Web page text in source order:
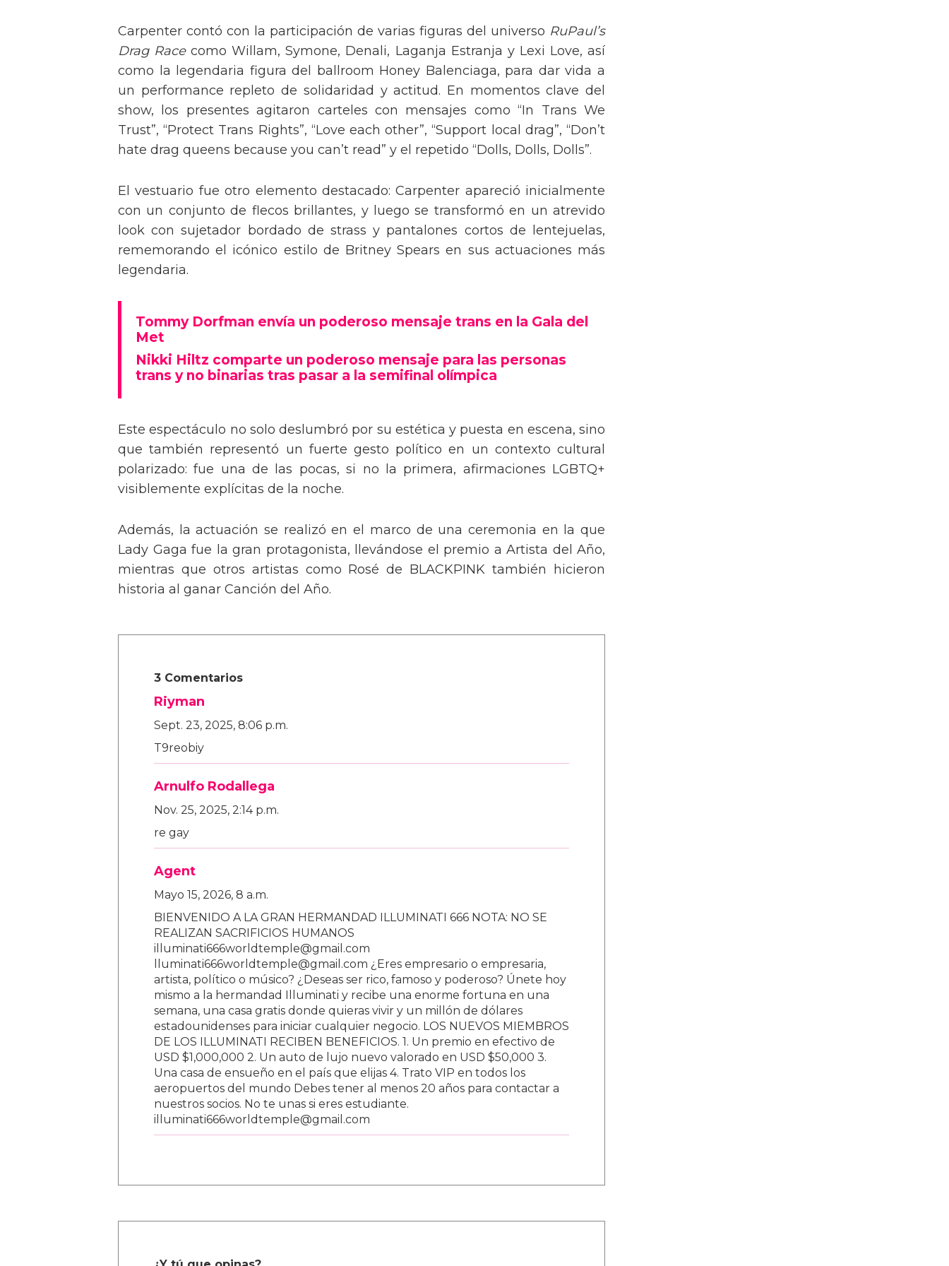
Carpenter contó con la participación de varias figuras del universo RuPaul’s
Drag Racecomo Willam, Symone, Denali, Laganja Estranja y Lexi Love, así
como la legendaria figura del ballroom Honey Balenciaga, para dar vida a
un performance repleto de solidaridad y actitud. En momentos clave del
show, los presentes agitaron carteles con mensajes como “In Trans We
Trust”, “Protect Trans Rights”, “Love each other”, “Support local drag”, “Don’t
hate drag queens because you can’t read” y el repetido “Dolls, Dolls, Dolls”.
El vestuario fue otro elemento destacado: Carpenter apareció inicialmente
con un conjunto de flecos brillantes, y luego se transformó en un atrevido
look con sujetador bordado de strass y pantalones cortos de lentejuelas,
rememorando el icónico estilo de Britney Spears en sus actuaciones más
legendaria.
Tommy Dorfman envía un poderoso mensaje trans en la Gala del
Met
Nikki Hiltz comparte un poderoso mensaje para las personas
trans y no binarias tras pasar a la semifinal olímpica
Este espectáculo no solo deslumbró por su estética y puesta en escena, sino
que también representó un fuerte gesto político en un contexto cultural
polarizado: fue una de las pocas, si no la primera, afirmaciones LGBTQ+
visiblemente explícitas de la noche.
Además, la actuación se realizó en el marco de una ceremonia en la que
Lady Gaga fue la gran protagonista, llevándose el premio a Artista del Año,
mientras que otros artistas como Rosé de BLACKPINK también hicieron
historia al ganar Canción del Año.
3 Comentarios
Riyman
Sept. 23, 2025, 8:06 p.m.
T9reobiy
Arnulfo Rodallega
Nov. 25, 2025, 2:14 p.m.
re gay
Agent
Mayo 15, 2026, 8 a.m.
BIENVENIDO A LA GRAN HERMANDAD ILLUMINATI 666 NOTA: NO SE
REALIZAN SACRIFICIOS HUMANOS
illuminati666worldtemple@gmail.com
lluminati666worldtemple@gmail.com ¿Eres empresario o empresaria,
artista, político o músico? ¿Deseas ser rico, famoso y poderoso? Únete hoy
mismo a la hermandad Illuminati y recibe una enorme fortuna en una
semana, una casa gratis donde quieras vivir y un millón de dólares
estadounidenses para iniciar cualquier negocio. LOS NUEVOS MIEMBROS
DE LOS ILLUMINATI RECIBEN BENEFICIOS. 1. Un premio en efectivo de
USD $1,000,000 2. Un auto de lujo nuevo valorado en USD $50,000 3.
Una casa de ensueño en el país que elijas 4. Trato VIP en todos los
aeropuertos del mundo Debes tener al menos 20 años para contactar a
nuestros socios. No te unas si eres estudiante.
illuminati666worldtemple@gmail.com